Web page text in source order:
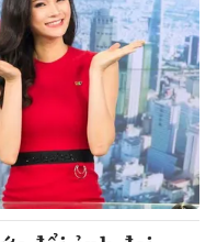
không có sự chấp
khi phát hành lại